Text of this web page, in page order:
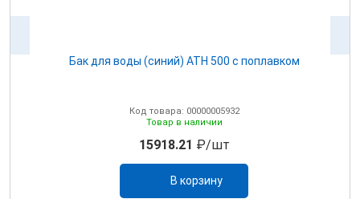
Бак для воды (синий) ATH 500 с поплавком
Код товара: 00000005932
Товар в наличии
15918.21 ₽/шт
В корзину